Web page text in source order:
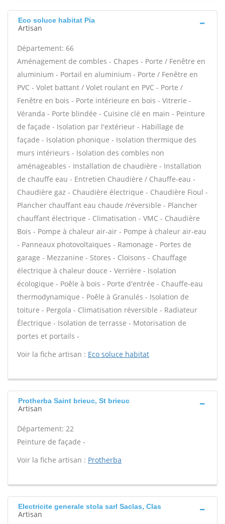
Eco soluce habitat Pia
Artisan
Département: 66
Aménagement de combles - Chapes - Porte / Fenêtre en
aluminium - Portail en aluminium - Porte / Fenêtre en
PVC - Volet battant / Volet roulant en PVC - Porte /
Fenêtre en bois - Porte intérieure en bois - Vitrerie -
Véranda - Porte blindée - Cuisine clé en main - Peinture
de façade - Isolation par l'extérieur - Habillage de
façade - Isolation phonique - Isolation thermique des
murs intérieurs - Isolation des combles non
aménageables - Installation de chaudière - Installation
de chauffe eau - Entretien Chaudière / Chauffe-eau -
Chaudière gaz - Chaudière électrique - Chaudière Fioul -
Plancher chauffant eau chaude /réversible - Plancher
chauffant électrique - Climatisation - VMC - Chaudière
Bois - Pompe à chaleur air-air - Pompe à chaleur air-eau
- Panneaux photovoltaïques - Ramonage - Portes de
garage - Mezzanine - Stores - Cloisons - Chauffage
électrique à chaleur douce - Verrière - Isolation
écologique - Poêle à bois - Porte d'entrée - Chauffe-eau
thermodynamique - Poêle à Granulés - Isolation de
toiture - Pergola - Climatisation réversible - Radiateur
Électrique - Isolation de terrasse - Motorisation de
portes et portails -
Voir la fiche artisan : Eco soluce habitat
Protherba Saint brieuc, St brieuc
Artisan
Département: 22
Peinture de façade -
Voir la fiche artisan : Protherba
Electricite generale stola sarl Saclas, Clas
Artisan